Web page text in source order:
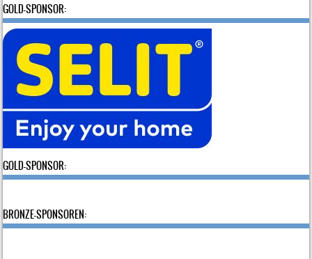
GOLD-SPONSOR:
GOLD-SPONSOR:
BRONZE-SPONSOREN: